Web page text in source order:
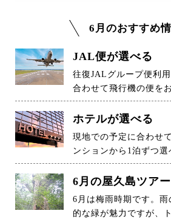
6月のおすすめ
JAL便が選べる
往復JALグループ便利
合わせて飛行機の便を
ホテルが選べる
現地での予定に合わせ
ンションから1泊ずつ選
6月の屋久島ツア
6月は梅雨時期です。
的な緑が魅力ですが、